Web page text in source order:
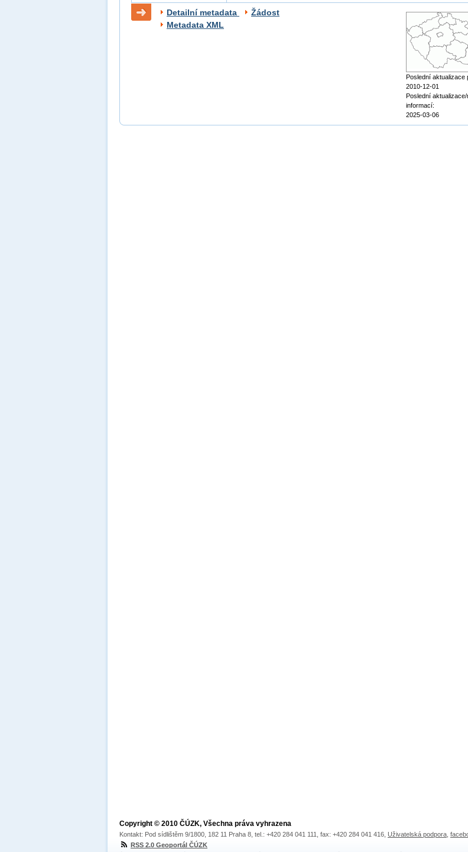
Detailní metadata
Žádost
Metadata XML
Poslední aktualizace
2010-12-01
Poslední
informací:
2025-03-06
Copyright © 2010 ČÚZK, Všechna práva vyhrazena
Kontakt: Pod sídlištěm 9/1800, 182 11 Praha 8, tel.: +420 284 041 111, fax: +420 284 041 416, Uživatelská podpora
RSS 2.0 Geoportál ČÚZK